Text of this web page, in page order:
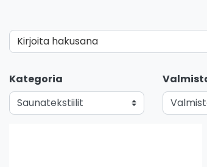
Kirjoita hakusana
Kategoria